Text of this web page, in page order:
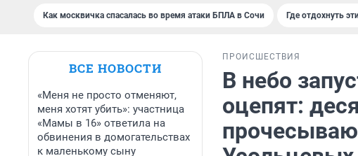
Как москвичка спасалась во время атаки БПЛА в Сочи Где отдохнуть
ВСЕ НОВОСТИ
«Меня не просто отменяют,
меня хотят убить»: участница
«Мамы в 16» ответила на
обвинения в домогательствах
к маленькому сыну
ПРОИСШЕСТВИЯ
В небо
оцепят: